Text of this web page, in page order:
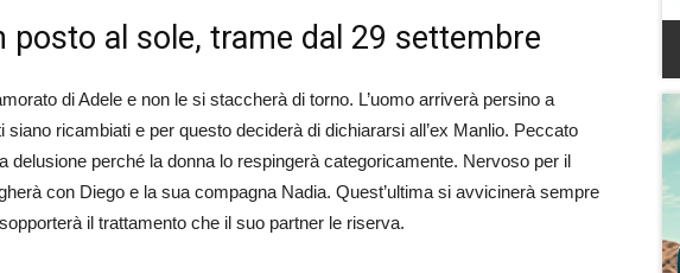
posto al sole, trame dal 29 settembre
di Adele e non le si staccherà di torno. L’uomo arriverà persino a
ricambiati e per questo deciderà di dichiararsi all’ex Manlio. Peccato
delusione perché la donna lo respingerà categoricamente. Nervoso per il
con Diego e la sua compagna Nadia. Quest’ultima si avvicinerà sempre
il trattamento che il suo partner le riserva.